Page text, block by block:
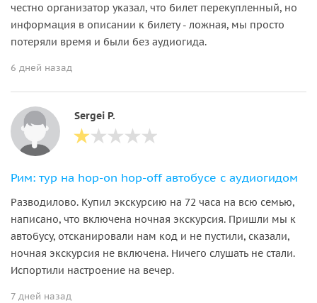
честно организатор указал, что билет перекупленный, но
информация в описании к билету - ложная, мы просто
потеряли время и были без аудиогида.
6 дней назад
Sergei P.
Рим: тур на hop-on hop-off автобусе с аудиогидом
Разводилово. Купил экскурсию на 72 часа на всю семью,
написано, что включена ночная экскурсия. Пришли мы к
автобусу, отсканировали нам код и не пустили, сказали,
ночная экскурсия не включена. Ничего слушать не стали.
Испортили настроение на вечер.
7 дней назад